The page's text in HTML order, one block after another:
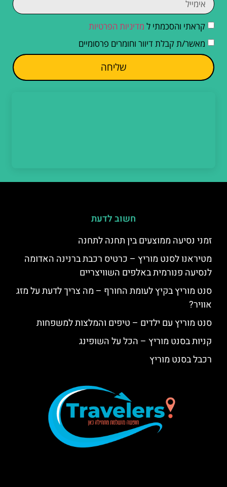
קראתי והסכמתי ל מדיניות הפרטיות
מאשר/ת קבלת דיוור וחומרים פרסומיים
שליחה
חשוב לדעת
זמני נסיעה ממוצעים בין תחנה לתחנה
מטיראנו לסנט מוריץ – כרטיס רכבת ברנינה האדומה
לנסיעה פנורמית באלפים השוויצריים
סנט מוריץ בקיץ לעומת החורף – מה צריך לדעת על מזג
אוויר?
סנט מוריץ עם ילדים – טיפים והמלצות למשפחות
קניות בסנט מוריץ – הכל על השופינג
רכבל בסנט מוריץ